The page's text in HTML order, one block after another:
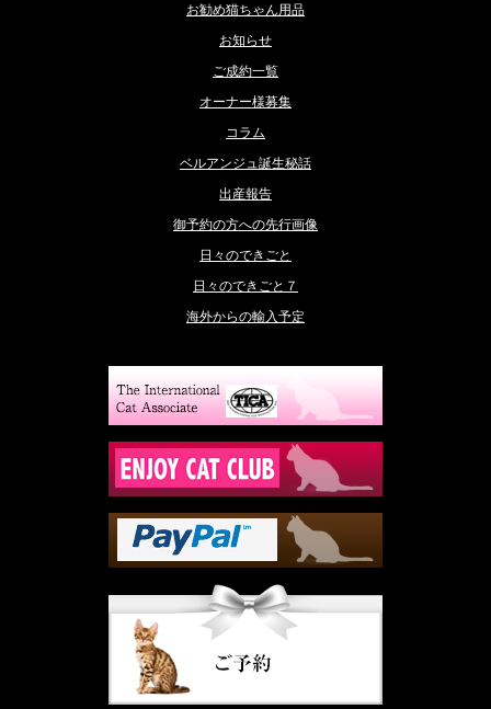
お勧め猫ちゃん用品
お知らせ
ご成約一覧
オーナー様募集
コラム
ベルアンジュ誕生秘話
出産報告
御予約の方への先行画像
日々のできごと
日々のできごと７
海外からの輸入予定